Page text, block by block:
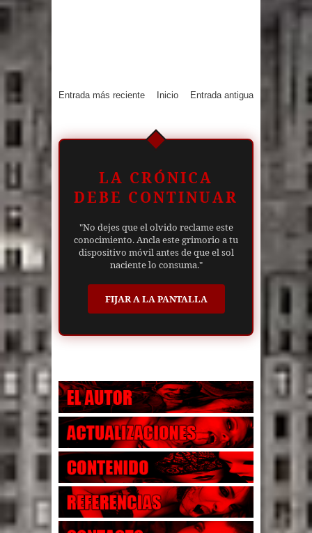
Entrada más reciente Entrada antigua
Inicio
LA CRÓNICA
DEBE CONTINUAR
"No dejes que el olvido reclame este
conocimiento. Ancla este grimorio a tu
dispositivo móvil antes de que el sol
naciente lo consuma."
FIJAR A LA PANTALLA